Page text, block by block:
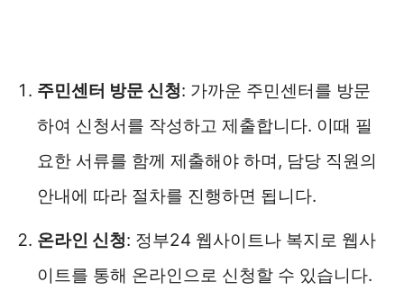
주민센터 방문 신청: 가까운 주민센터를 방문
하여 신청서를 작성하고 제출합니다. 이때 필
요한 서류를 함께 제출해야 하며, 담당 직원의
안내에 따라 절차를 진행하면 됩니다.
온라인 신청: 정부24 웹사이트나 복지로 웹사
이트를 통해 온라인으로 신청할 수 있습니다.